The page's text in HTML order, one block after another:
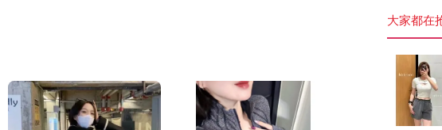
大家都在